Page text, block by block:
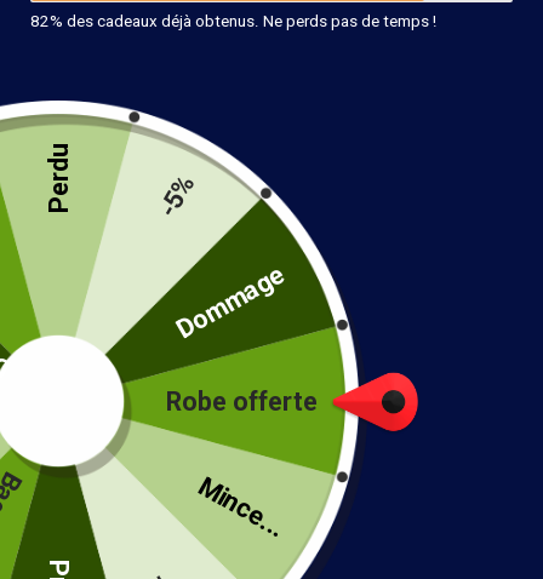
Boucle d’Oreille Fantaisie Pendante
10 en stock
Ajouter au panier
82% des cadeaux déjà obtenus. Ne perds pas de temps !
Robe offerte
Mince...
Perdu -5%
Dommage